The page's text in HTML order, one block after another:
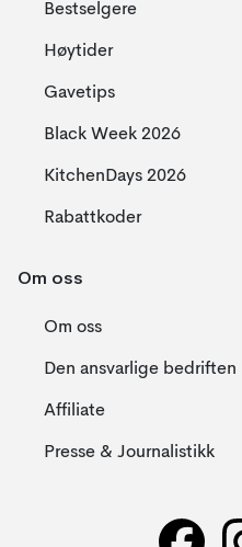
Bestselgere
Høytider
Gavetips
Black Week 2026
KitchenDays 2026
Rabattkoder
Om oss
Om oss
Den ansvarlige bedriften
Affiliate
Presse & Journalistikk